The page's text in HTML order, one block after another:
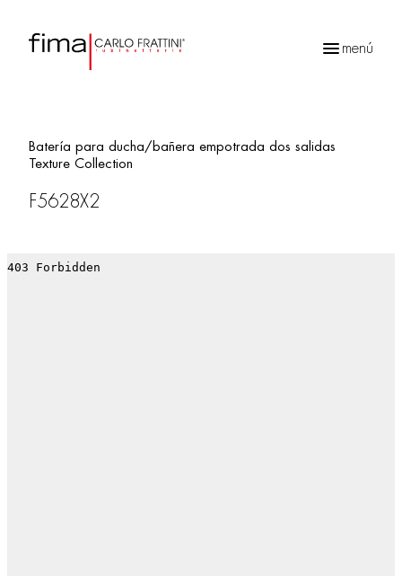
menú
Batería para ducha/bañera empotrada dos salidas
Texture Collection
F5628X2